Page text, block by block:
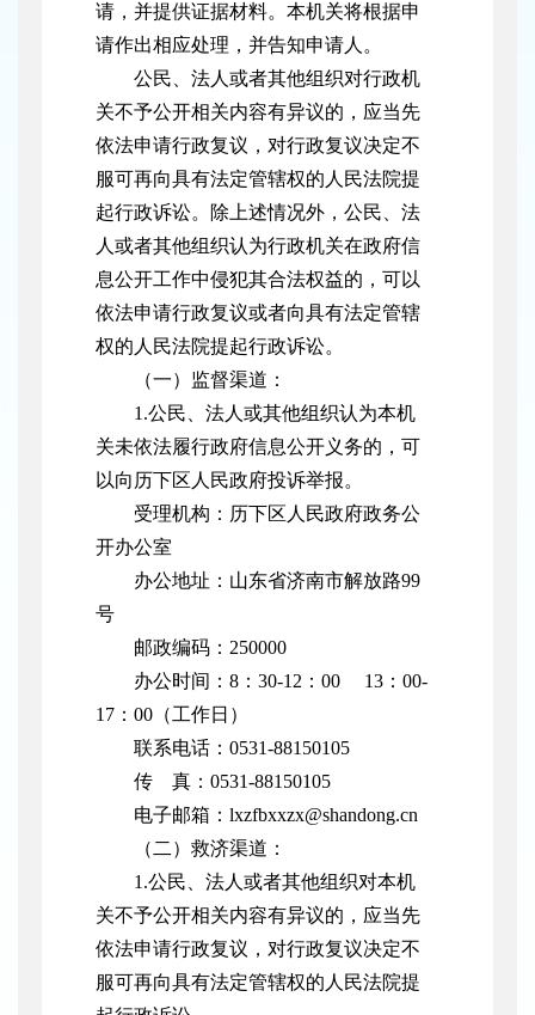
请，并提供证据材料。本机关将根据申
请作出相应处理，并告知申请人。
公民、法人或者其他组织对行政机
关不予公开相关内容有异议的，应当先
依法申请行政复议，对行政复议决定不
服可再向具有法定管辖权的人民法院提
起行政诉讼。除上述情况外，公民、法
人或者其他组织认为行政机关在政府信
息公开工作中侵犯其合法权益的，可以
依法申请行政复议或者向具有法定管辖
权的人民法院提起行政诉讼。
（一）监督渠道：
1.公民、法人或其他组织认为本机
关未依法履行政府信息公开义务的，可
以向历下区人民政府投诉举报。
受理机构：历下区人民政府政务公
开办公室
办公地址：山东省济南市解放路99
号
邮政编码：250000
办公时间：8：30-12：00 13：00-
17：00（工作日）
联系电话：0531-88150105
传 真：0531-88150105
电子邮箱：lxzfbxxzx@shandong.cn
（二）救济渠道：
1.公民、法人或者其他组织对本机
关不予公开相关内容有异议的，应当先
依法申请行政复议，对行政复议决定不
服可再向具有法定管辖权的人民法院提